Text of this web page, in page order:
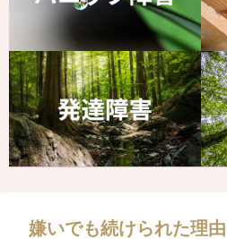
嫌いでも続けられた理